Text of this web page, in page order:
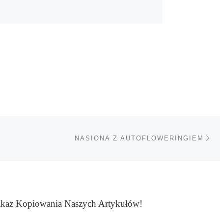
NASIONA Z AUTOFLOWERINGIEM
Kopiowania Naszych Artykułów!